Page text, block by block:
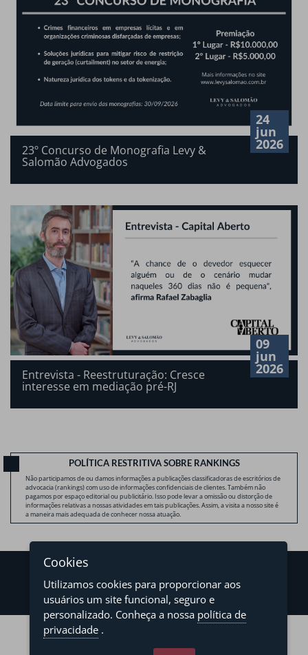
24
jun
2026
23º Concurso de Monografia Levy &
Salomão Advogados
09
jun
2026
Entrevista - Reestruturação: Cresce
interesse em mediação pré-RJ
POLÍTICA RESTRITIVA SOBRE RANKINGS
Não participamos de ou damos informações a publicações classificadoras de escritórios de
advocacia (rankings) com uso de informações confidenciais de clientes. Também não
pagamos por espaço editorial ou publicitário. Isso pode levar a omissão ou distorção de
informações relativas a nossas atividades em tais publicações. Assim, a visita a nosso site é
a maneira mais adequada de conhecer nossa atuação.
©2026 - Levy & Salomão Advogados - Todos os direitos reservados
Termos de Uso
Cookies
Utilizamos cookies para proporcionar aos
usuários um site funcional, seguro e
personalizado. Conheça a nossa política de
privacidade .